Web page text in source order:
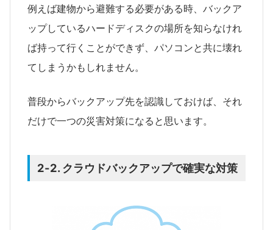
例えば建物から避難する必要がある時、バックア
ップしているハードディスクの場所を知らなけれ
ば持って行くことができず、パソコンと共に壊れ
てしまうかもしれません。
普段からバックアップ先を認識しておけば、それ
だけで一つの災害対策になると思います。
2-2. クラウドバックアップで確実な対策